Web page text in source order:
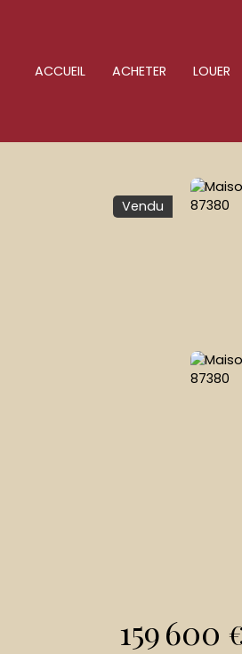
ACCUEIL ACHETER LOUER
Vendu
159 600 €